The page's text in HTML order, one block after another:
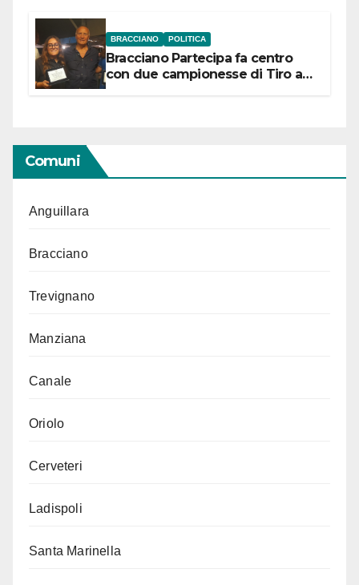
BRACCIANO POLITICA
Bracciano Partecipa fa centro
con due campionesse di Tiro a
Comuni
Anguillara
Bracciano
Trevignano
Manziana
Canale
Oriolo
Cerveteri
Ladispoli
Santa Marinella